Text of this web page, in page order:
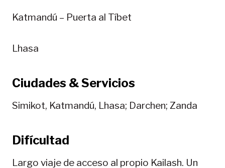
Katmandú – Puerta al Tíbet
Lhasa
Ciudades & Servicios
Simikot, Katmandú, Lhasa; Darchen; Zanda
Difícultad
Largo viaje de acceso al propio Kailash. Un